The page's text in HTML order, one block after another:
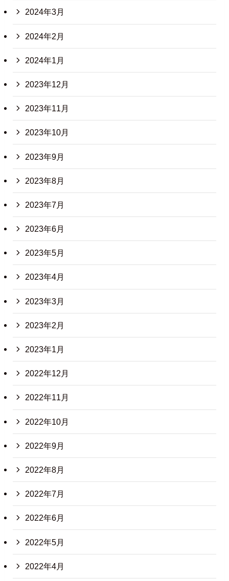
2024年3月
2024年2月
2024年1月
2023年12月
2023年11月
2023年10月
2023年9月
2023年8月
2023年7月
2023年6月
2023年5月
2023年4月
2023年3月
2023年2月
2023年1月
2022年12月
2022年11月
2022年10月
2022年9月
2022年8月
2022年7月
2022年6月
2022年5月
2022年4月